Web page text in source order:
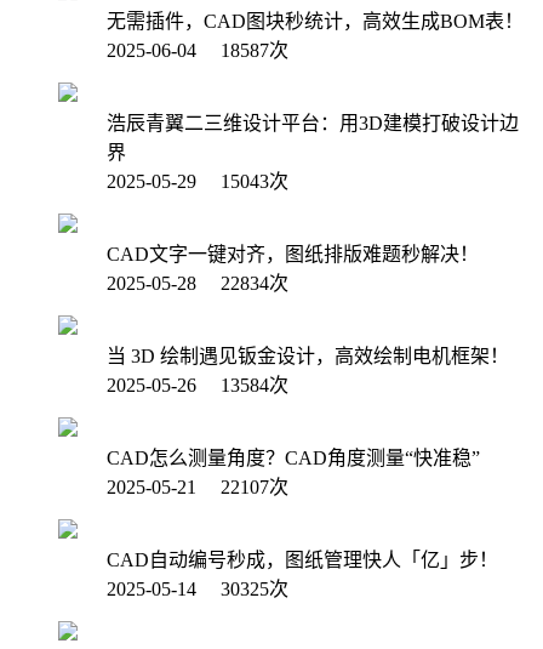
无需插件，CAD图块秒统计，高效生成BOM表！
2025-06-04 18587次
浩辰青翼二三维设计平台：用3D建模打破设计边
界
2025-05-29 15043次
CAD文字一键对齐，图纸排版难题秒解决！
2025-05-28 22834次
当 3D 绘制遇见钣金设计，高效绘制电机框架！
2025-05-26 13584次
CAD怎么测量角度？CAD角度测量“快准稳”
2025-05-21 22107次
CAD自动编号秒成，图纸管理快人「亿」步！
2025-05-14 30325次